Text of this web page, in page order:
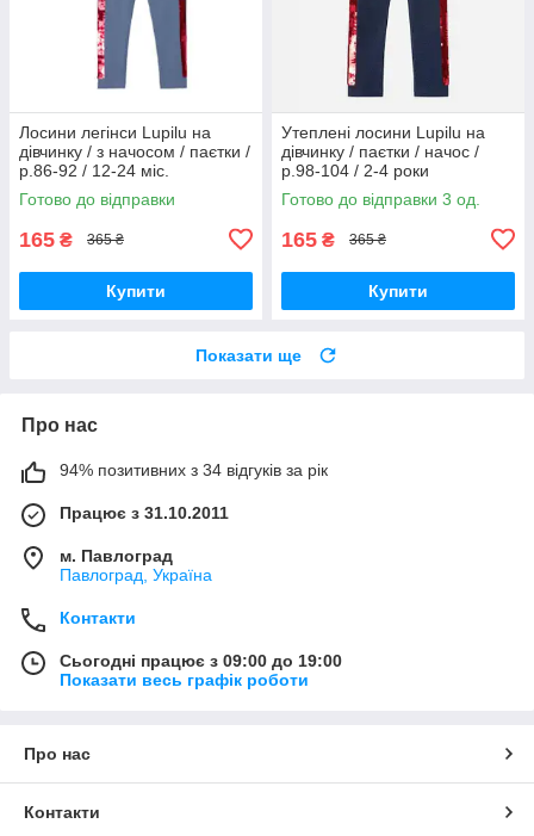
Лосини легінси Lupilu на
дівчинку / з начосом / паєтки /
р.86-92 / 12-24 міс.
Готово до відправки
165 ₴ 365 ₴
Купити
Утеплені лосини Lupilu на
дівчинку / паєтки / начос /
р.98-104 / 2-4 роки
Готово до відправки 3 од.
165 ₴ 365 ₴
Купити
Показати ще
Про нас
94% позитивних з 34 відгуків за рік
Працює з 31.10.2011
м. Павлоград
Павлоград, Україна
Контакти
Сьогодні працює з 09:00 до 19:00
Показати весь графік роботи
Про нас
Контакти